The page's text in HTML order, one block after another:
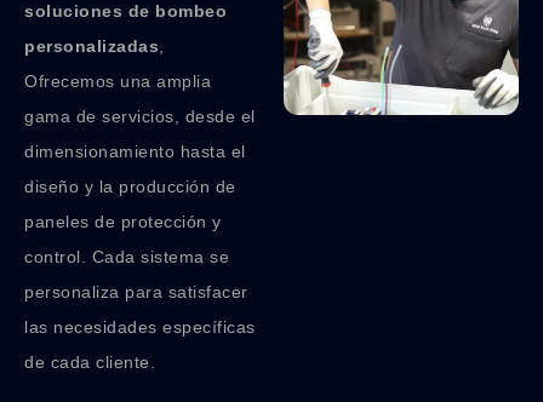
soluciones de bombeo
personalizadas
Ofrecemos una amplia
gama de servicios, desde el
dimensionamiento hasta el
diseño y la producción de
paneles de protección y
control. Cada sistema se
personaliza para satisfacer
las necesidades específicas
de cada cliente.